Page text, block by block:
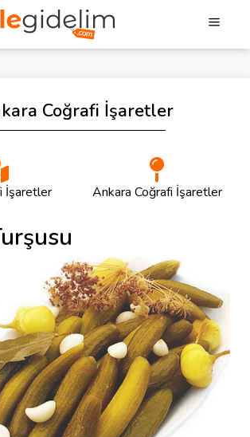
Coğrafi İşaretler
İşaretler Ankara Coğrafi İşaretler